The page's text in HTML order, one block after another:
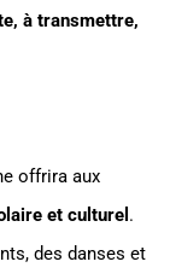
à transmettre,
offrira aux
et culturel .
des danses et